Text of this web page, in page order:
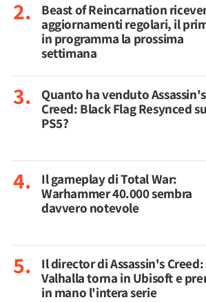
Beast of Reincarnation
aggiornamenti regolari, il
in programma la prossima
settimana
Quanto ha venduto Assassin's
Creed: Black Flag Resynced su
PS5?
Il gameplay di Total War:
Warhammer 40.000 sembra
davvero notevole
Il director di Assassin's Creed:
Valhalla torna in Ubisoft e
in mano l'intera serie